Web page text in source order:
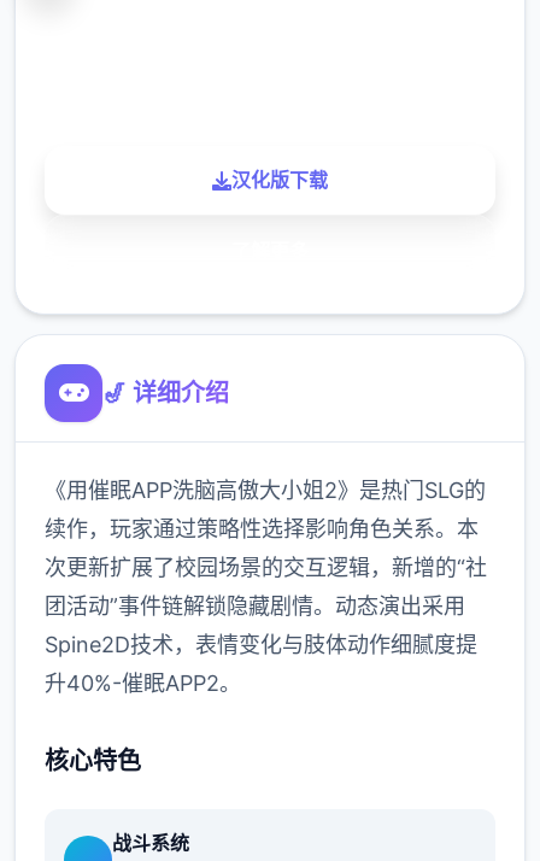
汉化版下载
🎷 详细介绍
《用催眠APP洗脑高傲大小姐2》是热门SLG的
续作，玩家通过策略性选择影响角色关系。本
次更新扩展了校园场景的交互逻辑，新增的“社
团活动”事件链解锁隐藏剧情。动态演出采用
Spine2D技术，表情变化与肢体动作细腻度提
升40%-催眠APP2。
核心特色
战斗系统